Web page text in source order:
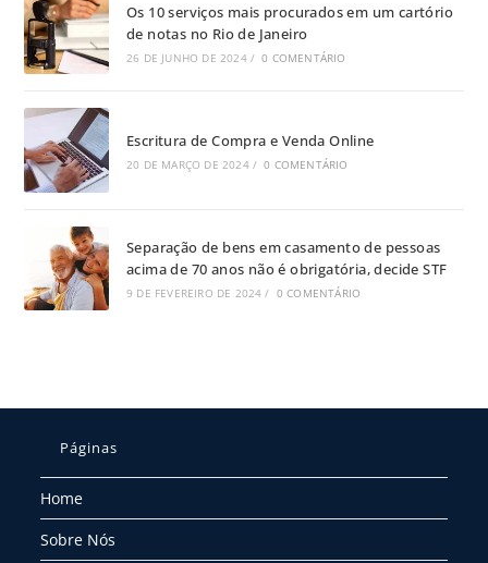
Os 10 serviços mais procurados em um cartório
de notas no Rio de Janeiro
26 DE JUNHO DE 2024 / 0 COMENTÁRIO
Escritura de Compra e Venda Online
20 DE MARÇO DE 2024 / 0 COMENTÁRIO
Separação de bens em casamento de pessoas
acima de 70 anos não é obrigatória, decide STF
9 DE FEVEREIRO DE 2024 / 0 COMENTÁRIO
Páginas
Home
Sobre Nós